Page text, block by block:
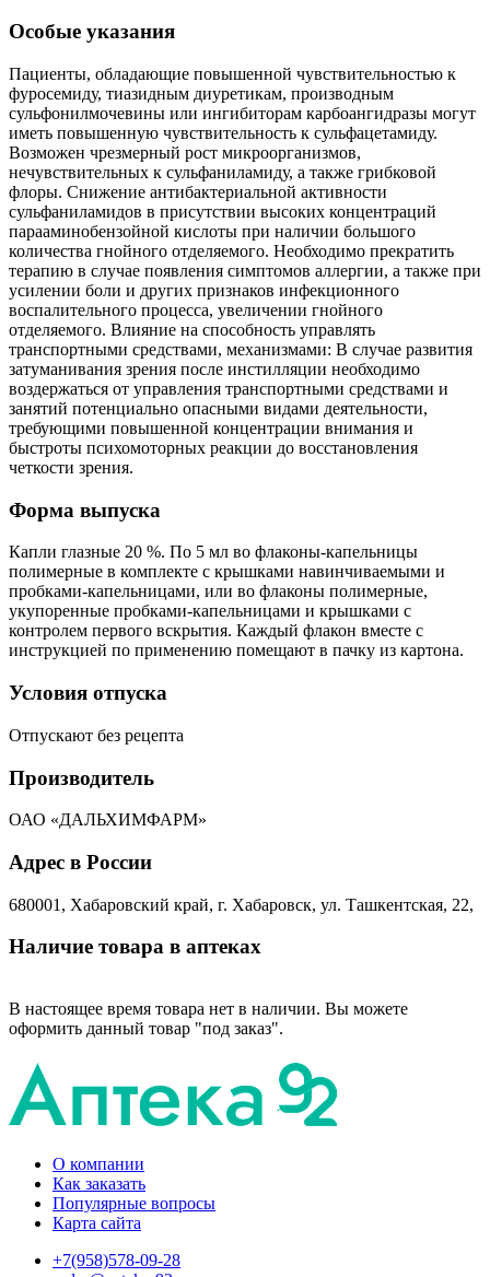
Особые указания
Пациенты, обладающие повышенной чувствительностью к
фуросемиду, тиазидным диуретикам, производным
сульфонилмочевины или ингибиторам карбоангидразы могут
иметь повышенную чувствительность к сульфацетамиду.
Возможен чрезмерный рост микроорганизмов,
нечувствительных к сульфаниламиду, а также грибковой
флоры. Снижение антибактериальной активности
сульфаниламидов в присутствии высоких концентраций
парааминобензойной кислоты при наличии большого
количества гнойного отделяемого. Необходимо прекратить
терапию в случае появления симптомов аллергии, а также при
усилении боли и других признаков инфекционного
воспалительного процесса, увеличении гнойного
отделяемого. Влияние на способность управлять
транспортными средствами, механизмами: В случае развития
затуманивания зрения после инстилляции необходимо
воздержаться от управления транспортными средствами и
занятий потенциально опасными видами деятельности,
требующими повышенной концентрации внимания и
быстроты психомоторных реакции до восстановления
четкости зрения.
Форма выпуска
Капли глазные 20 %. По 5 мл во флаконы-капельницы
полимерные в комплекте с крышками навинчиваемыми и
пробками-капельницами, или во флаконы полимерные,
укупоренные пробками-капельницами и крышками с
контролем первого вскрытия. Каждый флакон вместе с
инструкцией по применению помещают в пачку из картона.
Условия отпуска
Отпускают без рецепта
Производитель
ОАО «ДАЛЬХИМФАРМ»
Адрес в России
680001, Хабаровский край, г. Хабаровск, ул. Ташкентская, 22,
Наличие товара в аптеках
В настоящее время товара нет в наличии. Вы можете
оформить данный товар "под заказ".
О компании
Как заказать
Популярные вопросы
Карта сайта
+7(958)578-09-28